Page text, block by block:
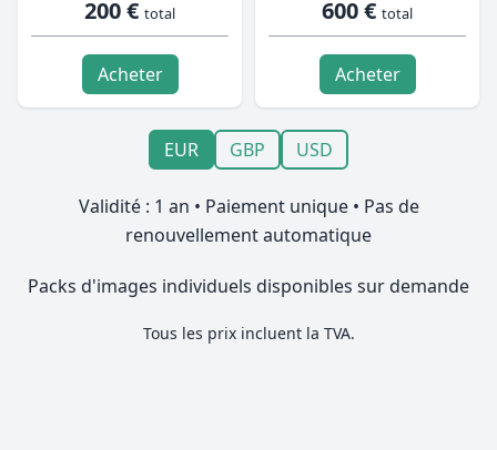
200 € total
Acheter
600 € total
Acheter
EUR GBP USD
Validité : 1 an • Paiement unique • Pas de
renouvellement automatique
Packs d'images individuels disponibles sur demande
Tous les prix incluent la TVA.